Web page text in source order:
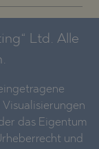
Ltd. Alle
Visualisierungen
das Eigentum
und